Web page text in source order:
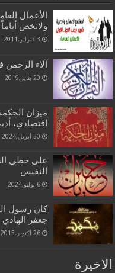
الأعمال
ولاتخص
3 فبراير,2011
آلاء الرحمن
20 يناير,2019
ميزان
اقتصادي،
30 أبريل,2024
على خطى
النفيس
6 يوليو,2024
كان رسول
جعفر الهادي
26 أكتوبر,2015
الاخيرة